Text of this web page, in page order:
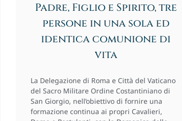
Padre, Figlio e Spirito, tre
persone in una sola ed
identica comunione di
vita
La Delegazione di Roma e Città del Vaticano
del Sacro Militare Ordine Costantiniano di
San Giorgio, nell’obiettivo di fornire una
formazione continua ai propri Cavalieri,